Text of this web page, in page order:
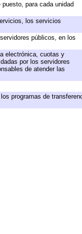
para cada unidad
los servicios
públicos, en los
electrónica, cuotas y
por los servidores
de atender las
programas de